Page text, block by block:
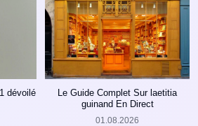
dévoilé
Le Guide Complet Sur laetitia
guinand En Direct
01.08.2026